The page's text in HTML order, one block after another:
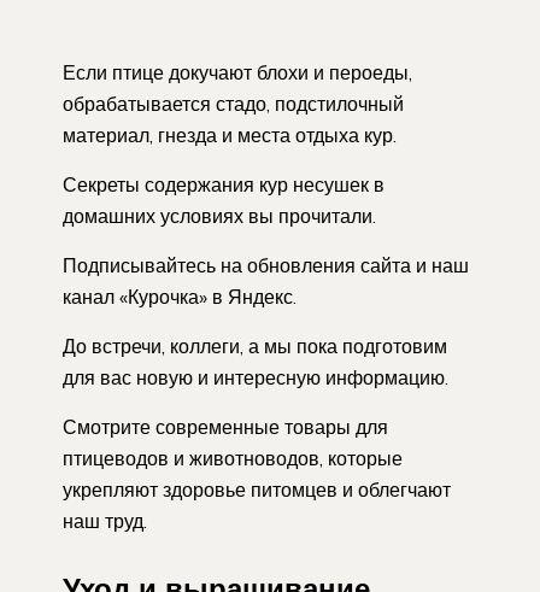
Если птице докучают блохи и пероеды,
обрабатывается стадо, подстилочный
материал, гнезда и места отдыха кур.
Секреты содержания кур несушек в
домашних условиях вы прочитали.
Подписывайтесь на обновления сайта и наш
канал «Курочка» в Яндекс.
До встречи, коллеги, а мы пока подготовим
для вас новую и интересную информацию.
Смотрите современные товары для
птицеводов и животноводов, которые
укрепляют здоровье питомцев и облегчают
наш труд.